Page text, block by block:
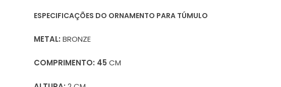
ESPECIFICAÇÕES DO ORNAMENTO PARA TÚMULO
METAL:BRONZE
COMPRIMENTO: 45 CM